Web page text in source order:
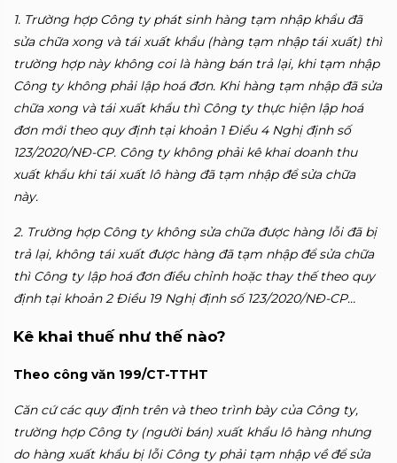
1. Trường hợp Công ty phát sinh hàng tạm nhập khẩu đã
sửa chữa xong và táixuất khẩu (hàng tạm nhập tái xuất) thì
trường hợp này không coi là hàng bán trả lại, khi tạm nhập
Công ty không phải lập hoá đơn. Khi hàng tạm nhập đã sửa
chữaxong và tái xuất khẩu thì Công ty thực hiện lập hoá
đơn mới theo quy định tại khoản 1 Điều 4 Nghị định số
123/2020/NĐ-CP. Công ty không phải kê khai doanh thu
xuất khẩu khi tái xuất lô hàng đã tạm nhập để sửa chữa
này.
2. Trường hợp Công ty không sửa chữa được hàng lỗi đã bị
trả lại, không tái xuất được hàng đã tạm nhập để sửa chữa
thì Công ty lập hoá đơn điều chỉnh hoặc thay thế theo quy
định tại khoản 2 Điều 19 Nghị định số 123/2020/NĐ-CP…
Kê khai thuế như thế nào?
Theo công văn 199/CT-TTHT
Căn cứ các quy định trên và theo trình bày của Công ty,
trường hợp Công ty (người bán) xuất khẩu lô hàng nhưng
do hàng xuất khẩu bị lỗi Công ty phải tạm nhập về để sửa